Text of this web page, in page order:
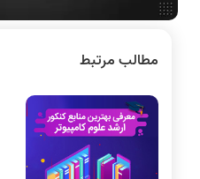
دروس مهندسی کامپیوتر
پایتون
سی شارپ
علم داده
مطالب مرتبط